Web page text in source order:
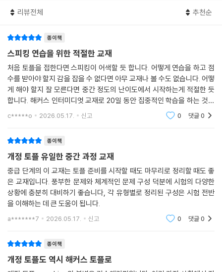
리뷰전체 추천순
종이책
스피킹 연습을 위한 적절한 교재
처음 토플을 접한다면 스피킹이 어색할 듯 합니다. 어떻게 연습을 하고 점
수를 받아야 할지 감을 잡을 수 없다면 아무 교재나 볼 수도 없습니다. 어떻
게 해야 할지 잘 모른다면 중간 정도의 난이도에서 시작하는게 적절한 듯
합니다. 해커스 인터미디엇 교재로 20일 동안 집중적인 학습을 하는 것을
추천합니다. 실력이 오르면서 앞으로의 학습 전략도 정할 수 있을 것입니
c*****o 2026.05.17. 신고 0 댓글0
종이책
개정 토플 유일한 중간 과정 교재
중급 단계의 이 교재는 토플 준비를 시작할 때도 마무리로 정리할 때도 좋
은 교재입니다. 풍부한 문제와 체계적인 문제 구성 덕분에 시험의 다양한
상황에 충분히 대비하기 좋습니다, 각 유형별로 정리된 구성은 시험 전반
을 이해하는 데 큰 도움이 됩니다.
a*******7 2026.05.17. 신고 0 댓글0
종이책
개정 토플도 역시 해커스 토플로